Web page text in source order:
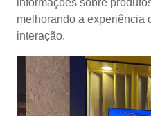
melhorando a experiência
interação.